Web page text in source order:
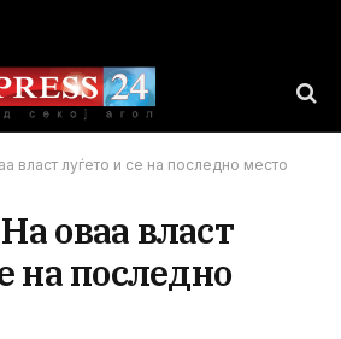
власт луѓето и се на последно место
оваа власт
на последно